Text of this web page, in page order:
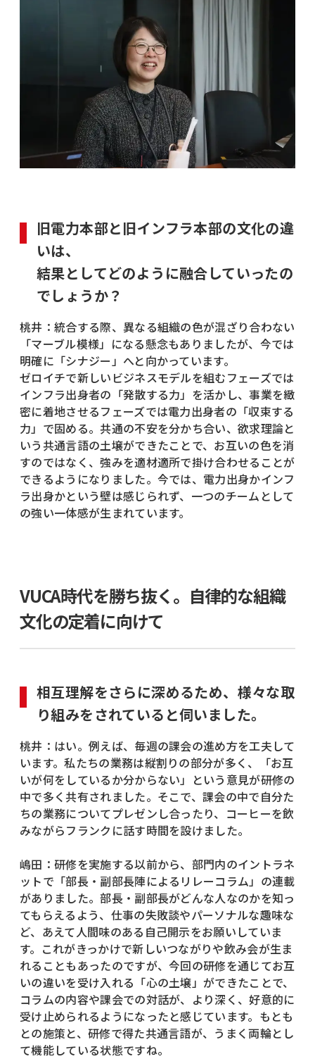
旧電力本部と旧インフラ本部の文化の違
いは、
結果としてどのように融合していったの
でしょうか？
桃井：統合する際、異なる組織の色が混ざり合わない
「マーブル模様」になる懸念もありましたが、今では
明確に「シナジー」へと向かっています。
ゼロイチで新しいビジネスモデルを組むフェーズでは
インフラ出身者の「発散する力」を活かし、事業を緻
密に着地させるフェーズでは電力出身者の「収束する
力」で固める。共通の不安を分かち合い、欲求理論と
いう共通言語の土壌ができたことで、お互いの色を消
すのではなく、強みを適材適所で掛け合わせることが
できるようになりました。今では、電力出身かインフ
ラ出身かという壁は感じられず、一つのチームとして
の強い一体感が生まれています。
VUCA時代を勝ち抜く。自律的な組織
文化の定着に向けて
相互理解をさらに深めるため、様々な取
り組みをされていると伺いました。
桃井：はい。例えば、毎週の課会の進め方を工夫して
います。私たちの業務は縦割りの部分が多く、「お互
いが何をしているか分からない」という意見が研修の
中で多く共有されました。そこで、課会の中で自分た
ちの業務についてプレゼンし合ったり、コーヒーを飲
みながらフランクに話す時間を設けました。
嶋田：研修を実施する以前から、部門内のイントラネ
ットで「部長・副部長陣によるリレーコラム」の連載
がありました。部長・副部長がどんな人なのかを知っ
てもらえるよう、仕事の失敗談やパーソナルな趣味な
ど、あえて人間味のある自己開示をお願いしていま
す。これがきっかけで新しいつながりや飲み会が生ま
れることもあったのですが、今回の研修を通じてお互
いの違いを受け入れる「心の土壌」ができたことで、
コラムの内容や課会での対話が、より深く、好意的に
受け止められるようになったと感じています。もとも
との施策と、研修で得た共通言語が、うまく両輪とし
て機能している状態ですね。